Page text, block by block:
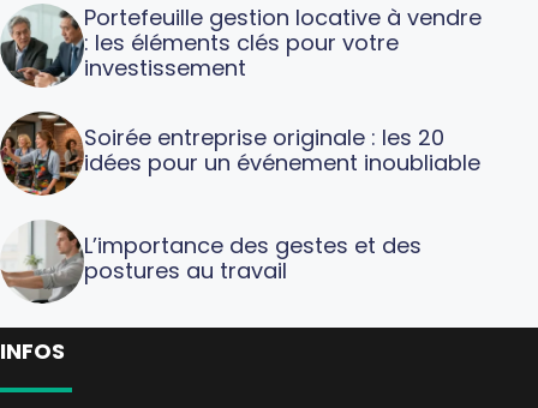
Portefeuille gestion locative à vendre
: les éléments clés pour votre
investissement
Soirée entreprise originale : les 20
idées pour un événement inoubliable
L’importance des gestes et des
postures au travail
INFOS